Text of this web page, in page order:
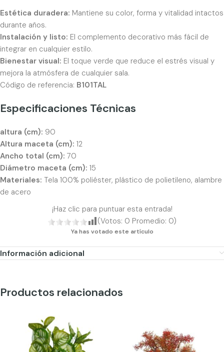
Estética duradera: Mantiene su color, forma y vitalidad intactos
durante años.
Instalación y listo: El complemento decorativo más fácil de
integrar en cualquier estilo.
Bienestar visual: El toque verde que reduce el estrés visual y
mejora la atmósfera de cualquier sala.
Código de referencia: B101TAL
Especificaciones Técnicas
altura (cm): 90
Altura maceta (cm): 12
Ancho total (cm): 70
Diámetro maceta (cm): 15
Materiales: Tela 100% poliéster, plástico de polietileno, alambre
de acero
¡Haz clic para puntuar esta entrada!
(Votos: 0 Promedio: 0)
Ya has votado este artículo
Información adicional
Productos relacionados